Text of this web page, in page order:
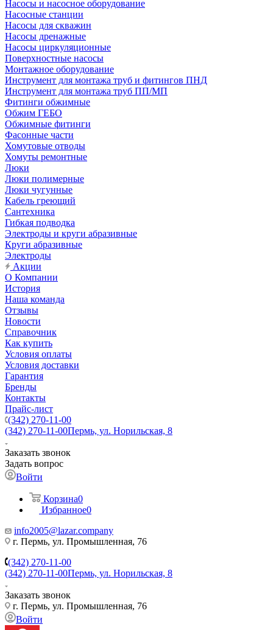
Насосы и насосное оборудование
Насосные станции
Насосы для скважин
Насосы дренажные
Насосы циркуляционные
Поверхностные насосы
Монтажное оборудование
Инструмент для монтажа труб и фитингов ПНД
Инструмент для монтажа труб ПП/МП
Фитинги обжимные
Обжим ГЕБО
Обжимные фитинги
Фасонные части
Хомутовые отводы
Хомуты ремонтные
Люки
Люки полимерные
Люки чугунные
Кабель греющий
Сантехника
Гибкая подводка
Электроды и круги абразивные
Круги абразивные
Электроды
Акции
О Компании
История
Наша команда
Отзывы
Новости
Справочник
Как купить
Условия оплаты
Условия доставки
Гарантия
Бренды
Контакты
Прайс-лист
(342) 270-11-00
(342) 270-11-00Пермь, ул. Норильская, 8
Заказать звонок
Задать вопрос
Войти
Корзина0
Избранное0
info2005@lazar.company
г. Пермь, ул. Промышленная, 76
(342) 270-11-00
(342) 270-11-00Пермь, ул. Норильская, 8
Заказать звонок
г. Пермь, ул. Промышленная, 76
Войти